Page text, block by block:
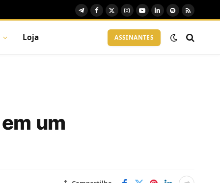
TelegramFacebook
X
Instagram
YouTubeLinkedIn
Spotify
RSS
Loja ASSINANTES
um